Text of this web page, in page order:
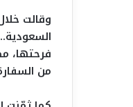
وقالت
فرحتها،
من